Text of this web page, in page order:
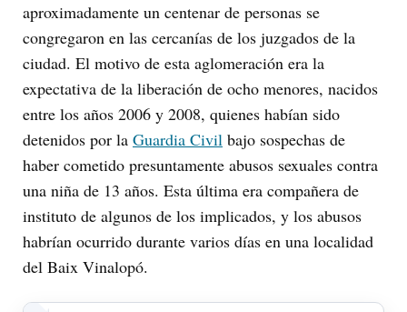
aproximadamente un centenar de personas se
congregaron en las cercanías de los juzgados de la
ciudad. El motivo de esta aglomeración era la
expectativa de la liberación de ocho menores, nacidos
entre los años 2006 y 2008, quienes habían sido
detenidos por la Guardia Civil bajo sospechas de
haber cometido presuntamente abusos sexuales contra
una niña de 13 años. Esta última era compañera de
instituto de algunos de los implicados, y los abusos
habrían ocurrido durante varios días en una localidad
del Baix Vinalopó.